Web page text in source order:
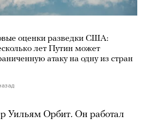
оценки разведки США:
лет Путин может
атаку на одну из стран
Уильям Орбит. Он работал